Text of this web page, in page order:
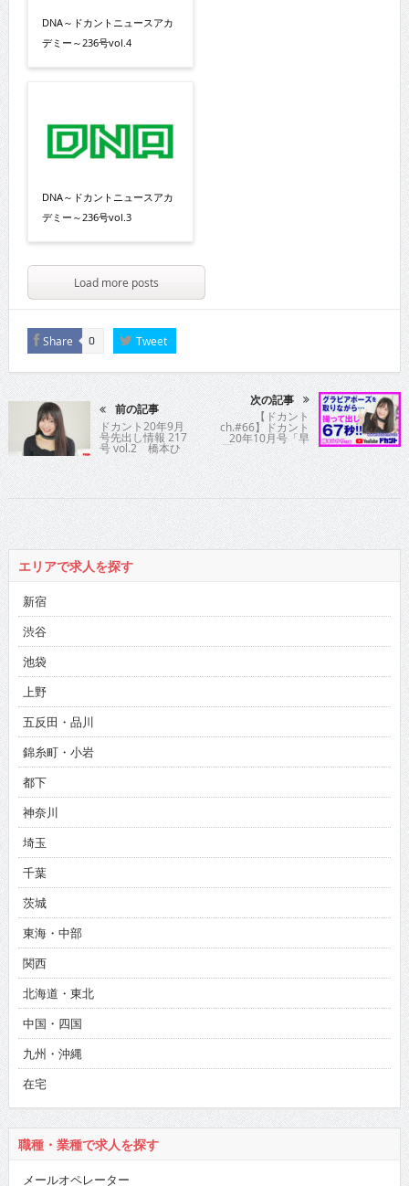
DNA～ドカントニュースアカ
デミー～236号vol.4
DNA～ドカントニュースアカ
デミー～236号vol.3
Load more posts
Share 0 Tweet
前の記事
ドカント20年9月
号先出し情報 217
号 vol.2 橋本ひ
かりさん
次の記事
【ドカント
ch.#66】ドカント
20年10月号「早
耳！エンタメ・イ
ンタビュー547」
橋本ひかりさんの
動画第1弾！
エリアで求人を探す
新宿
渋谷
池袋
上野
五反田・品川
錦糸町・小岩
都下
神奈川
埼玉
千葉
茨城
東海・中部
関西
北海道・東北
中国・四国
九州・沖縄
在宅
職種・業種で求人を探す
メールオペレーター